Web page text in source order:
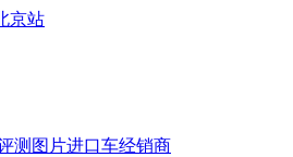
京站
测 图片进口车经销商